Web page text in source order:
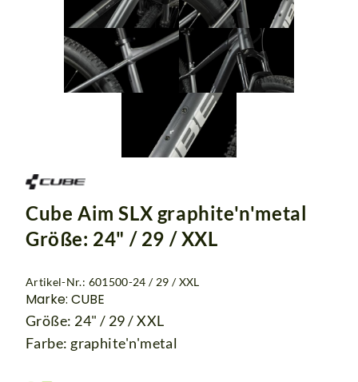
Cube Aim SLX graphite'n'metal
Größe: 24" / 29 / XXL
Artikel-Nr.: 601500-24 / 29 / XXL
Marke: CUBE
Größe: 24" / 29 / XXL
Farbe: graphite'n'metal